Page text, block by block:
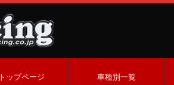
トップページ 車種別一覧